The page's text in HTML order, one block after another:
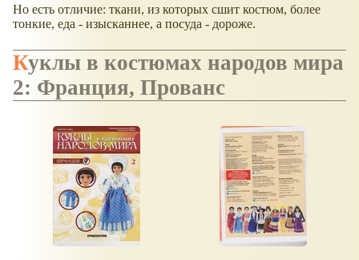
Но есть отличие: ткани, из которых сшит костюм, более
тонкие, еда - изысканнее, а посуда - дороже.
Куклы в костюмах народов мира
2: Франция, Прованс